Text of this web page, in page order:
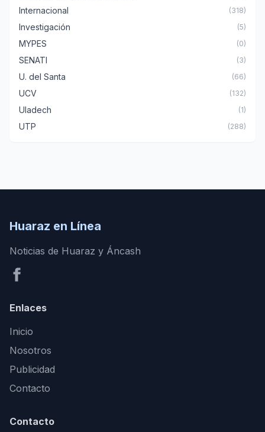
Internacional (318)
Investigación (5)
MYPES (0)
SENATI (3)
U. del Santa (66)
UCV (132)
Uladech (1)
UTP (288)
Huaraz en Línea
Noticias de Huaraz y Áncash
Enlaces
Inicio
Nosotros
Publicidad
Contacto
Contacto